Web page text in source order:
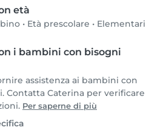
età
• Età prescolare • Elementari
i bambini con bisogni
assistenza ai bambini con
Contatta Caterina per verificare
Per saperne di più